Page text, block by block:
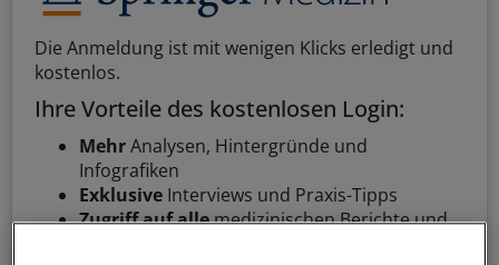
Die Anmeldung ist mit wenigen Klicks erledigt und
kostenlos.
Ihre Vorteile des kostenlosen Login:
MehrAnalysen, Hintergründe und
Infografiken
Exklusive Interviews und Praxis-Tipps
Zugriff auf allemedizinischen Berichte und